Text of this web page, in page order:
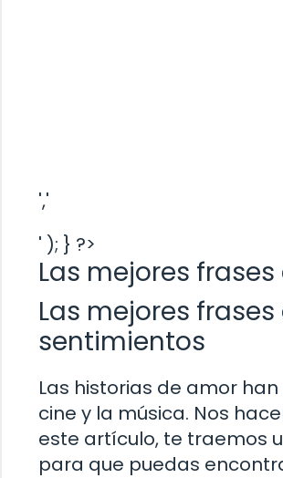
','
' ); } ?>
Las mejores
Las mejores
sentimientos
Las historias de amor
cine y la música. Nos
este artículo, te traemos
para que puedas